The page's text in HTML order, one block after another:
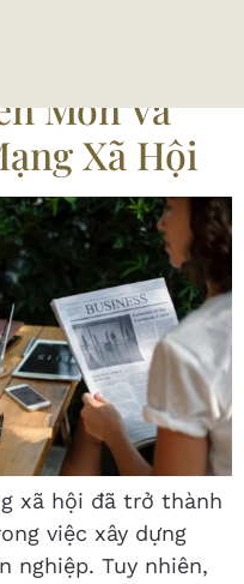
Môn Và
Xã Hội
xã hội đã trở thành
việc xây dựng
nghiệp. Tuy nhiên,